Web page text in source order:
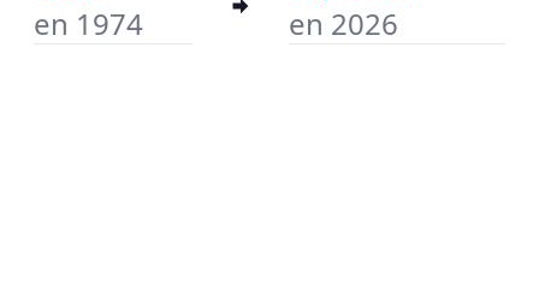
Año inicial
en 1974
en 2026